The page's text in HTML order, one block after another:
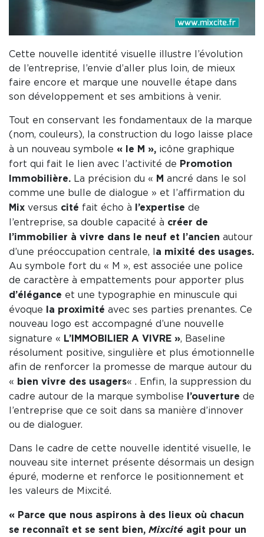
Cette nouvelle identité visuelle illustre l’évolution
de l’entreprise, l’envie d’aller plus loin, de mieux
faire encore et marque une nouvelle étape dans
son développement et ses ambitions à venir.
Tout en conservant les fondamentaux de la marque
(nom, couleurs), la construction du logo laisse place
à un nouveau symbole « le M », icône graphique
fort qui fait le lien avec l’activité de Promotion
Immobilière. La précision du « M ancré dans le sol
comme une bulle de dialogue » et l’affirmation du
Mix versus cité fait écho à l’expertise de
l’entreprise, sa double capacité à créer de
l’immobilier à vivre dans le neuf et l’ancien autour
d’une préoccupation centrale, l a mixité des usages.
Au symbole fort du « M », est associée une police
de caractère à empattements pour apporter plus
d’élégance et une typographie en minuscule qui
évoque la proximité avec ses parties prenantes. Ce
nouveau logo est accompagné d’une nouvelle
signature « L’IMMOBILIER A VIVRE », Baseline
résolument positive, singulière et plus émotionnelle
afin de renforcer la promesse de marque autour du
« bien vivre des usagers« . Enfin, la suppression du
cadre autour de la marque symbolise l’ouverture de
l’entreprise que ce soit dans sa manière d’innover
ou de dialoguer.
Dans le cadre de cette nouvelle identité visuelle, le
nouveau site internet présente désormais un design
épuré, moderne et renforce le positionnement et
les valeurs de Mixcité.
« Parce que nous aspirons à des lieux où chacun
se reconnaît et se sent bien, Mixcité agit pour un